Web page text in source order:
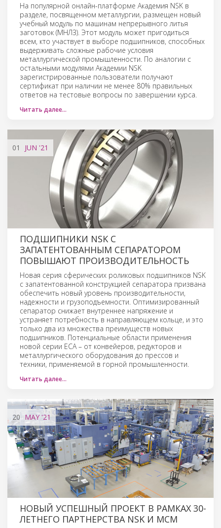
На популярной онлайн-платформе Академия NSK в
разделе, посвященном металлургии, размещен новый
учебный модуль по машинам непрерывного литья
заготовок (МНЛЗ). Этот модуль может пригодиться
всем, кто участвует в выборе подшипников, способных
выдерживать сложные рабочие условия
металлургической промышленности. По аналогии с
остальными модулями Академии NSK
зарегистрированные пользователи получают
сертификат при наличии не менее 80% правильных
ответов на тестовые вопросы по завершении курса.
Читать далее…
01 JUN '21
ПОДШИПНИКИ NSK С
ЗАПАТЕНТОВАННЫМ СЕПАРАТОРОМ
ПОВЫШАЮТ ПРОИЗВОДИТЕЛЬНОСТЬ
Новая серия сферических роликовых подшипников NSK
с запатентованной конструкцией сепаратора призвана
обеспечить новый уровень производительности,
надежности и грузоподъемности. Оптимизированный
сепаратор снижает внутреннее напряжение и
устраняет потребность в направляющем кольце, и это
только два из множества преимуществ новых
подшипников. Потенциальные области применения
новой серии ECA – от конвейеров, редукторов и
металлургического оборудования до прессов и
техники, применяемой в горной промышленности.
Читать далее…
20 MAY'21
НОВЫЙ УСПЕШНЫЙ ПРОЕКТ В РАМКАХ 30-
ЛЕТНЕГО ПАРТНЕРСТВА NSK И MCM